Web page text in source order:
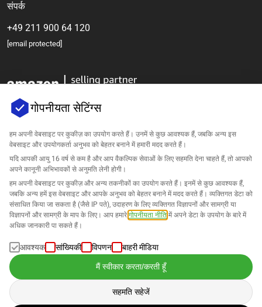
संपर्क
+49 211 900 64 120
[email protected]
कंपनी
सहायता
Amazon के लिए समाधान
हिन्दी
डेटा हमारे के अनुसार संसाधित किया जाता है।
गोपनीयता सेटिंग्स
हम अपनी वेबसाइट पर कुकीज़ का उपयोग करते हैं। उनमें से कुछ आवश्यक हैं, जबकि अन्य इस
वेबसाइट और उपयोगकर्ता अनुभव को बेहतर बनाने में हमारी मदद करते हैं।
यदि आपकी आयु 16 वर्ष से कम है और आप वैकल्पिक सेवाओं के लिए सहमति देना चाहते हैं, तो आपको
अपने कानूनी अभिभावकों से अनुमति लेनी होगी।
हम अपनी वेबसाइट पर कुकीज़ और अन्य तकनीकों का उपयोग करते हैं। इनमें से कुछ आवश्यक हैं,
जबकि अन्य हमें इस वेबसाइट और आपके अनुभव को बेहतर बनाने में मदद करते हैं। व्यक्तिगत डेटा को
संसाधित किया जा सकता है (जैसे IP पते), उदाहरण के लिए व्यक्तिगत विज्ञापनों और सामग्री या
विज्ञापनों और सामग्री के माप के लिए। आप हमारे गोपनीयता नीति में अपने डेटा के उपयोग के बारे में
अधिक जानकारी पा सकते हैं।
आवश्यक सांख्यिकी विपणन बाहरी मीडिया
मैं स्वीकार करता/करती हूँ
सहमति सहेजें